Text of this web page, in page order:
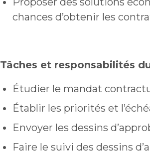
chances d’obtenir les
Tâches et responsabilités
Étudier le mandat
Établir les priorités et
Envoyer les dessins
Faire le suivi des dessins